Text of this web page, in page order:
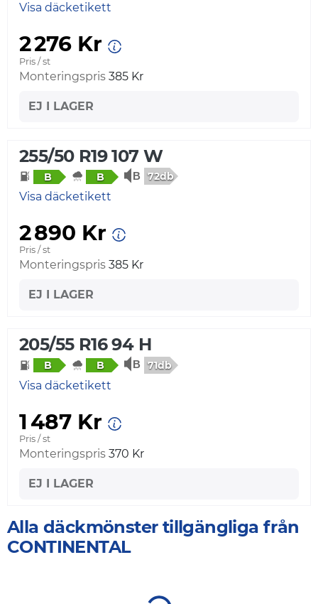
Visa däcketikett
2 276 Kr
Pris / st
Monteringspris 385 Kr
EJ I LAGER
255/50 R19 107 W
B B 72db
Visa däcketikett
2 890 Kr
Pris / st
Monteringspris 385 Kr
EJ I LAGER
205/55 R16 94 H
B B 71db
Visa däcketikett
1 487 Kr
Pris / st
Monteringspris 370 Kr
EJ I LAGER
Alla däckmönster tillgängliga från
CONTINENTAL